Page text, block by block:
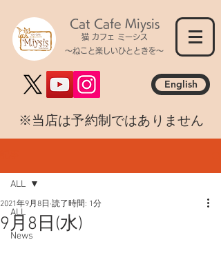
Cat Cafe Miysis
猫 カフェ ミーシス
～ねこと楽しいひとときを～
English
​※当店は予約制ではありません
ALL
News
ALL
9月8日(水)
2021年9月8日 読了時間: 1分